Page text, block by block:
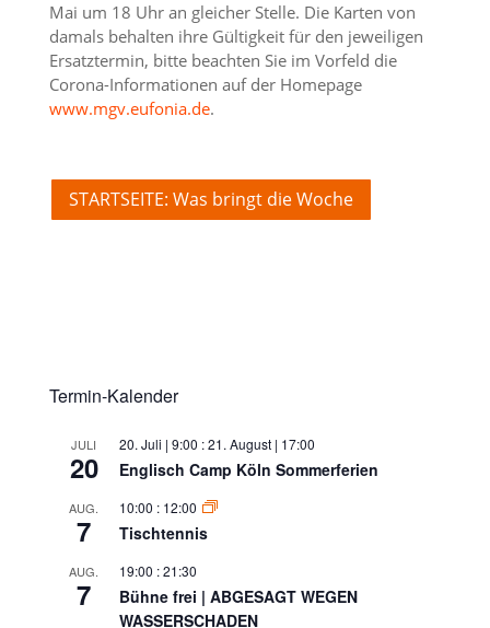
Mai um 18 Uhr an gleicher Stelle. Die Karten von
damals behalten ihre Gültigkeit für den jeweiligen
Ersatztermin, bitte beachten Sie im Vorfeld die
Corona-Informationen auf der Homepage
www.mgv.eufonia.de.
STARTSEITE: Was bringt die Woche
Termin-Kalender
JULI
20
20. Juli | 9:00 :21. August | 17:00
Englisch Camp Köln Sommerferien
AUG.
7
10:00 : 12:00
Tischtennis
AUG.
7
19:00 :21:30
Bühne frei | ABGESAGT WEGEN
WASSERSCHADEN